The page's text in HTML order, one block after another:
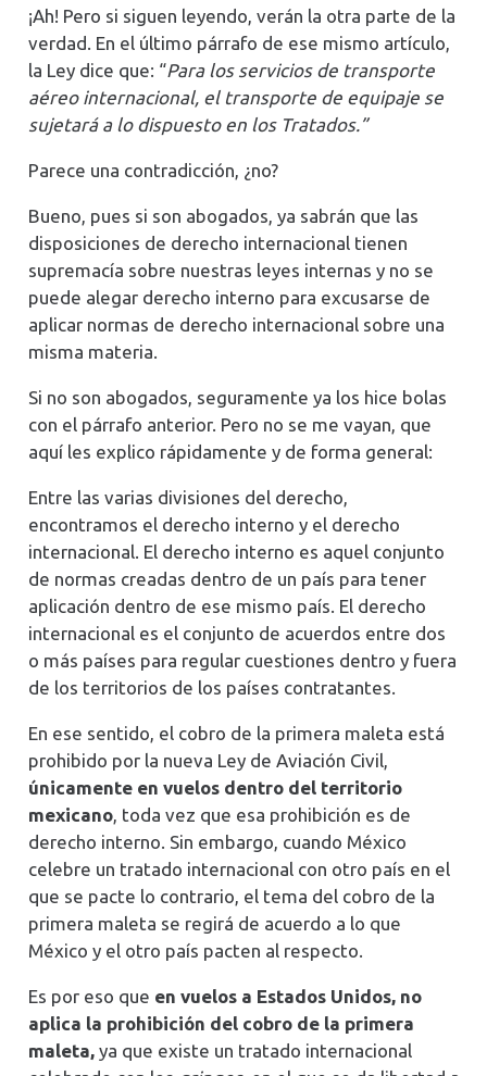
¡Ah! Pero si siguen leyendo, verán la otra parte de la
verdad. En el último párrafo de ese mismo artículo,
la Ley dice que: “Para los servicios de transporte
aéreo internacional, el transporte de equipaje se
sujetará a lo dispuesto en los Tratados.”
Parece una contradicción, ¿no?
Bueno, pues si son abogados, ya sabrán que las
disposiciones de derecho internacional tienen
supremacía sobre nuestras leyes internas y no se
puede alegar derecho interno para excusarse de
aplicar normas de derecho internacional sobre una
misma materia.
Si no son abogados, seguramente ya los hice bolas
con el párrafo anterior. Pero no se me vayan, que
aquí les explico rápidamente y de forma general:
Entre las varias divisiones del derecho,
encontramos el derecho interno y el derecho
internacional. El derecho interno es aquel conjunto
de normas creadas dentro de un país para tener
aplicación dentro de ese mismo país. El derecho
internacional es el conjunto de acuerdos entre dos
o más países para regular cuestiones dentro y fuera
de los territorios de los países contratantes.
En ese sentido, el cobro de la primera maleta está
prohibido por la nueva Ley de Aviación Civil,
únicamente en vuelos dentro del territorio
mexicano, toda vez que esa prohibición es de
derecho interno. Sin embargo, cuando México
celebre un tratado internacional con otro país en el
que se pacte lo contrario, el tema del cobro de la
primera maleta se regirá de acuerdo a lo que
México y el otro país pacten al respecto.
Es por eso que en vuelos a Estados Unidos, no
aplica la prohibición del cobro de la primera
maleta, ya que existe un tratado internacional